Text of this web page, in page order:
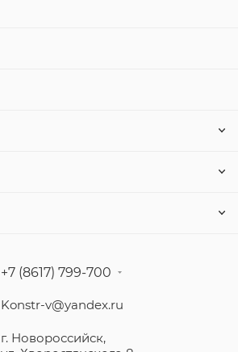
+7 (8617) 799-700
Konstr-v@yandex.ru
г. Новороссийск,